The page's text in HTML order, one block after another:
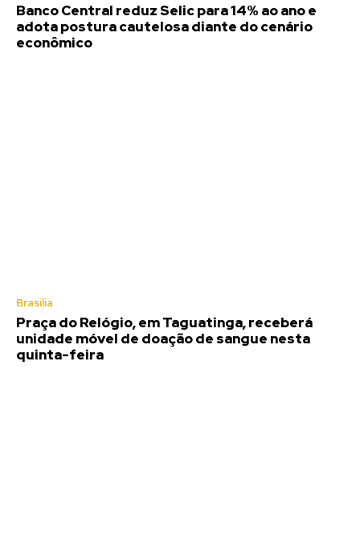
Banco Central reduz Selic para 14% ao ano e
adota postura cautelosa diante do cenário
econômico
Brasília
Praça do Relógio, em Taguatinga, receberá
unidade móvel de doação de sangue nesta
quinta-feira